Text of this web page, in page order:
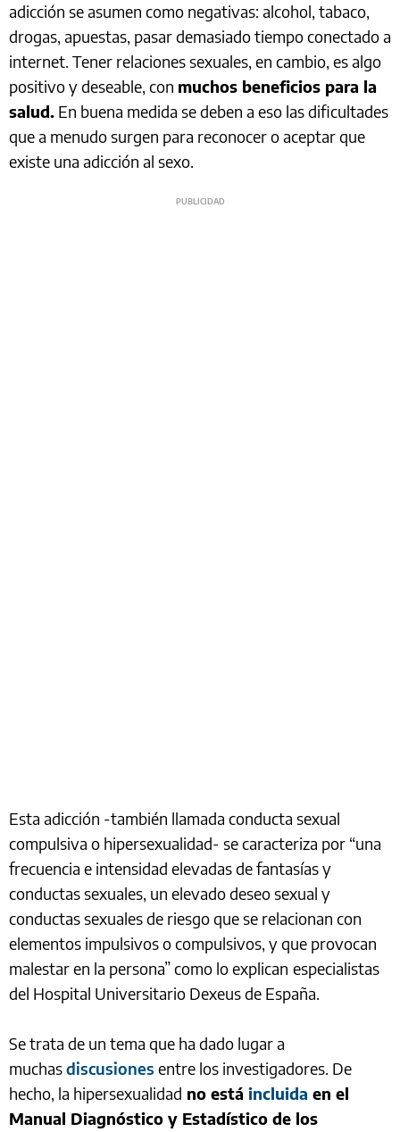
adicción se asumen como negativas: alcohol, tabaco,
drogas, apuestas, pasar demasiado tiempo conectado a
internet. Tener relaciones sexuales, en cambio, es algo
positivo y deseable, con muchos beneficios para la
salud. En buena medida se deben a eso las dificultades
que a menudo surgen para reconocer o aceptar que
existe una adicción al sexo.
Esta adicción -también llamada conducta sexual
compulsiva o hipersexualidad- se caracteriza por “una
frecuencia e intensidad elevadas de fantasías y
conductas sexuales, un elevado deseo sexual y
conductas sexuales de riesgo que se relacionan con
elementos impulsivos o compulsivos, y que provocan
malestar en la persona” como lo explican especialistas
del Hospital Universitario Dexeus de España.
Se trata de un tema que ha dado lugar a
muchasdiscusiones entre los investigadores. De
hecho, la hipersexualidad no está incluida en el
Manual Diagnóstico y Estadístico de los